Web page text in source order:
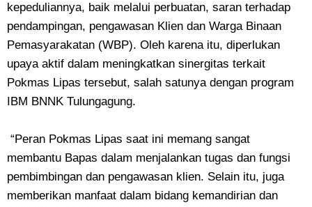
kepeduliannya, baik melalui perbuatan, saran terhadap
pendampingan, pengawasan Klien dan Warga Binaan
Pemasyarakatan (WBP). Oleh karena itu, diperlukan
upaya aktif dalam meningkatkan sinergitas terkait
Pokmas Lipas tersebut, salah satunya dengan program
IBM BNNK Tulungagung.
“Peran Pokmas Lipas saat ini memang sangat
membantu Bapas dalam menjalankan tugas dan fungsi
pembimbingan dan pengawasan klien. Selain itu, juga
memberikan manfaat dalam bidang kemandirian dan